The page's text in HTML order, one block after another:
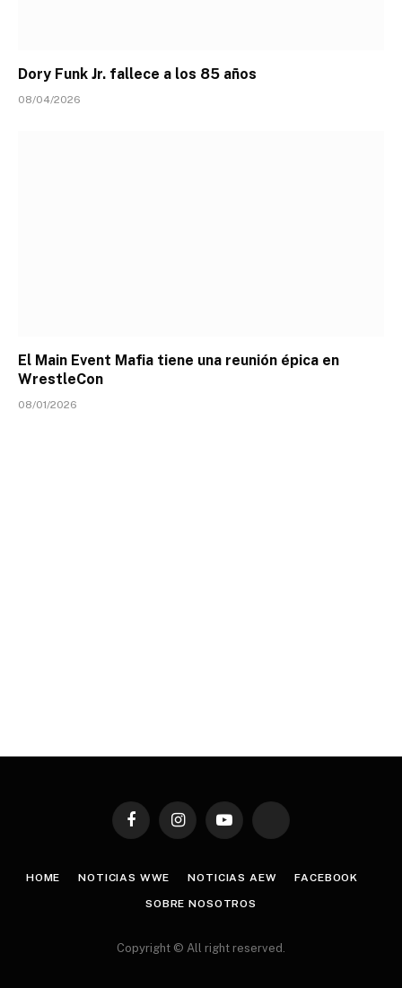
Dory Funk Jr. fallece a los 85 años
08/04/2026
El Main Event Mafia tiene una reunión épica en
WrestleCon
08/01/2026
FacebookInstagramYouTube TikTok
HOME NOTICIAS WWE NOTICIAS AEW FACEBOOK
SOBRE NOSOTROS
Copyright © All right reserved.